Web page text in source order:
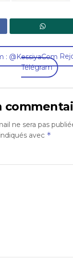
Télégram
ne sera pas
avec *